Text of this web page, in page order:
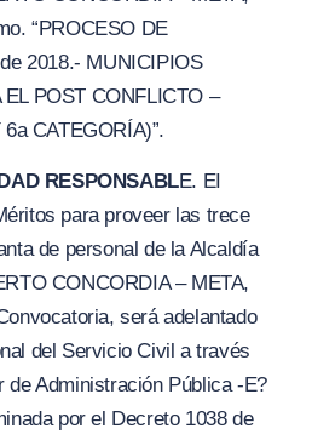
. “PROCESO DE
2018.- MUNICIPIOS
EL POST CONFLICTO –
6a CATEGORÍA)”.
RESPONSABLE. EI
para proveer las trece
de personal de la Alcaldía
CONCORDIA – META,
será adelantado
del Servicio Civil a través
de Administración Pública -E?
por el Decreto 1038 de